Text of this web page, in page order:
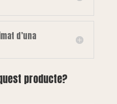
d’una
producte?